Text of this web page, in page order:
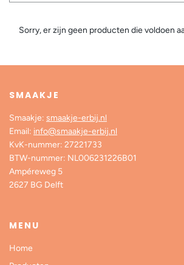
Sorry, er zijn geen producten die voldoen
SMAAKJE
Smaakje: smaakje-erbij.nl
Email: info@smaakje-erbij.nl
KvK-nummer: 27221733
BTW-nummer: NL006231226B01
Ampéreweg 5
2627 BG Delft
MENU
Home